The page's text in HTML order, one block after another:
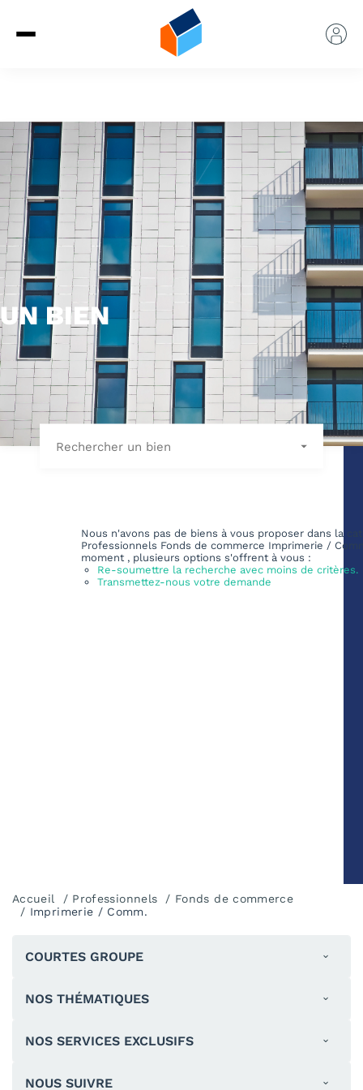
UN BIEN
Rechercher un bien
Nous n'avons pas de biens à vous proposer dans la
Professionnels Fonds de commerce Imprimerie /
moment , plusieurs options s'offrent à vous :
Re-soumettre la recherche avec moins de critères.
Transmettez-nous votre demande
Accueil Professionnels
Fonds de commerce
Imprimerie / Comm.
COURTES GROUPE
NOS THÉMATIQUES
NOS SERVICES EXCLUSIFS
NOUS SUIVRE